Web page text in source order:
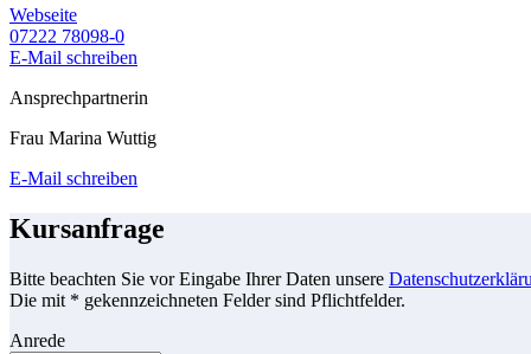
Webseite
07222 78098-0
E-Mail schreiben
Ansprechpartnerin
Frau Marina Wuttig
E-Mail schreiben
Kursanfrage
Bitte beachten Sie vor Eingabe Ihrer Daten unsere
Die mit * gekennzeichneten Felder sind Pflichtfelder.
Anrede